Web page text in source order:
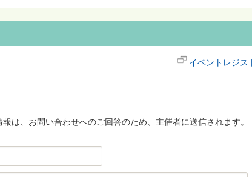
イベントレジス
は、お問い合わせへのご回答のため、主催者に送信されます。